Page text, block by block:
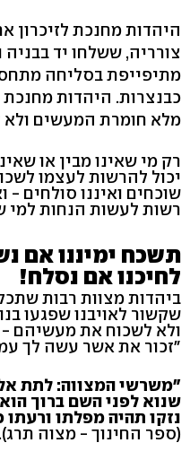
היהדות מחנכת לזיכרון
צורריה, ששלחו יד בבניה
מתיפייפת בסליחה
כבנצרות. היהדות
מלא חומרת המעשים
רק מי שאינו מבין או
יכול להרשות לעצמו
שוכחים ואיננו סולחים -
רשות לעשות הנחות למי
תשכח ימיננו אם
לחיכנו אם נסלח!
ביהדות מצוות רבות
שקשור לאויבנו שפגעו
ולא לשכוח את מעשיהם
"זכור את אשר עשה לך
"משרשי המצווה: לתת
שנוא לפני השם ברוך
נזקו תהיה מפלתו
(ספר החינוך - מצוה תרג).